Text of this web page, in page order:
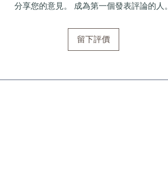
分享您的意見。 成為第一個發表評論的人。
留下評價